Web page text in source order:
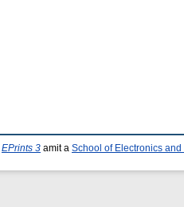
EPrints 3 amit a School of Electronics